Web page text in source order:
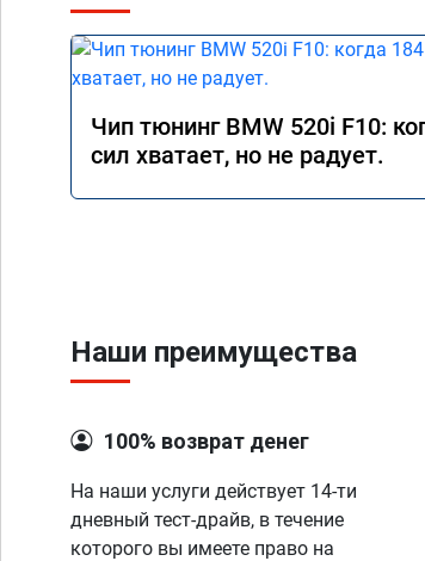
Чип тюнинг BMW 520i F10:
сил хватает, но не радует.
Наши преимущества
100% возврат денег
На наши услуги действует 14-ти
дневный тест-драйв, в течение
которого вы имеете право на